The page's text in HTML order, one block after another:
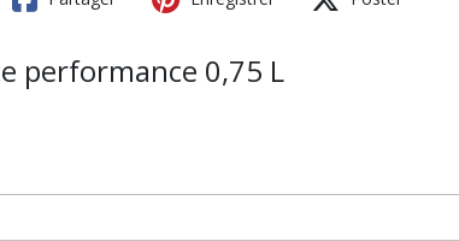
performance 0,75 L